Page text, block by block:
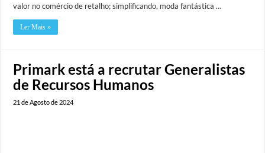
valor no comércio de retalho; simplificando, moda fantástica …
Ler Mais »
Primark está a recrutar Generalistas
de Recursos Humanos
21 de Agosto de 2024